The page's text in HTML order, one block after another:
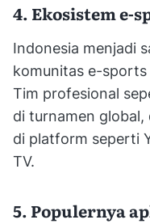
4. Ekosistem e-
Indonesia menjadi
komunitas e-sports
Tim profesional
di turnamen global,
di platform seperti
TV.
5. Populernya